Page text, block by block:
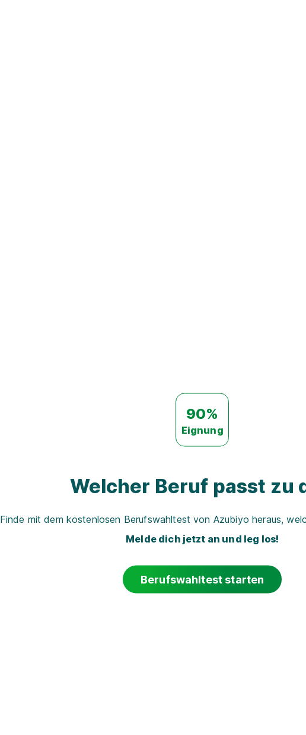
90%
Eignung
Welcher Beruf passt zu
Finde mit dem kostenlosen Berufswahltest von Azubiyo heraus,
Melde dich jetzt an und leg los!
Berufswahltest starten